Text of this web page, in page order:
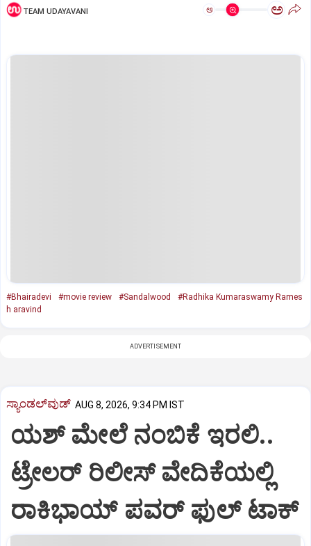
TEAM UDAYAVANI ಅ ಅ
#Bhairadevi #movie review #Sandalwood
#Radhika Kumaraswamy Rames
h aravind
ADVERTISEMENT
ಸ್ಯಾಂಡಲ್‌ವುಡ್‌ AUG 8, 2026, 9:34 PM IST
ಯಶ್‌ ಮೇಲೆ ನಂಬಿಕೆ ಇರಲಿ..
ಟ್ರೇಲರ್‌ ರಿಲೀಸ್‌ ವೇದಿಕೆಯಲ್ಲಿ
ರಾಕಿಭಾಯ್‌ ಪವರ್‌ ಫುಲ್‌ ಟಾಕ್